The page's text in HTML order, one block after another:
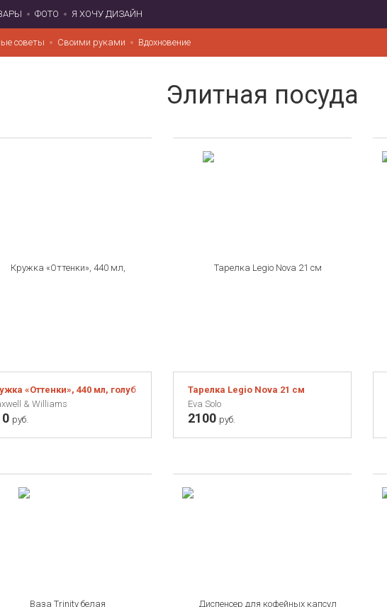
ФОТО Я ХОЧУ ДИЗАЙН
советы Своими руками Вдохновение
Элитная посуда
«Оттенки», 440 мл, голубая
& Williams
руб.
Тарелка Legio Nova 21 см
Eva Solo
2100 руб.